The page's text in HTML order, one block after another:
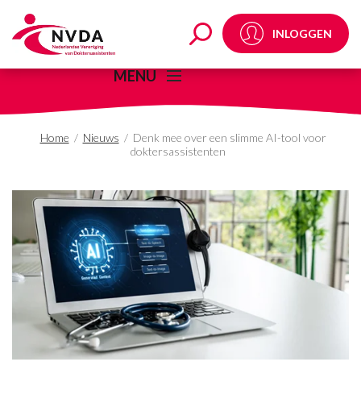
Denk mee over een
INLOGGEN
MENU
Home / Nieuws / Denk mee over een slimme AI-tool voor
doktersassistenten